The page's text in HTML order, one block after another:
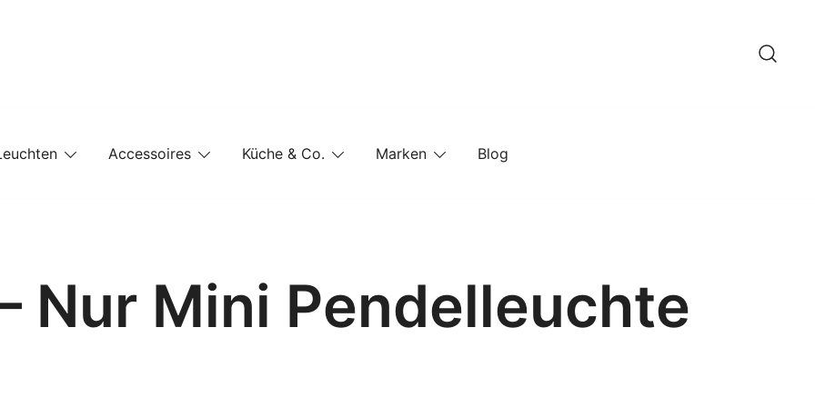
Accessoires Küche & Co. Marken Blog
Nur Mini Pendelleuchte